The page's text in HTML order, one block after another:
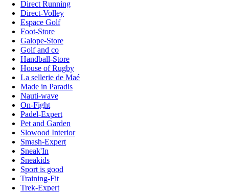
Direct Running
Direct-Volley
Espace Golf
Foot-Store
Galope-Store
Golf and co
Handball-Store
House of Rugby
La sellerie de Maé
Made in Paradis
Nauti-wave
On-Fight
Padel-Expert
Pet and Garden
Slowood Interior
Smash-Expert
Sneak'In
Sneakids
Sport is good
Training-Fit
Trek-Expert